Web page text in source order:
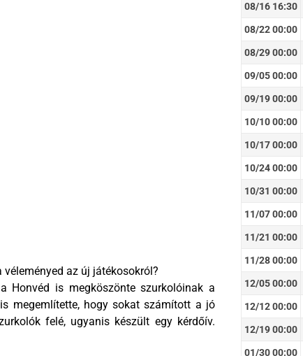
az új játékosokról?
Honvéd is megköszönte szurkolóinak a
megemlítette, hogy sokat számított a jó
felé, ugyanis készült egy kérdőív.
08/16 16:30
08/22 00:00
08/29 00:00
09/05 00:00
09/19 00:00
10/10 00:00
10/17 00:00
10/24 00:00
10/31 00:00
11/07 00:00
11/21 00:00
11/28 00:00
12/05 00:00
12/12 00:00
12/19 00:00
01/30 00:00